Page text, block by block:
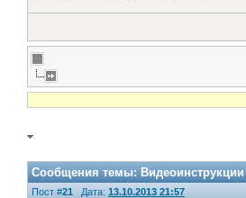
Сообщения темы:
Пост #21 Дата: 13.10.2013 21:57